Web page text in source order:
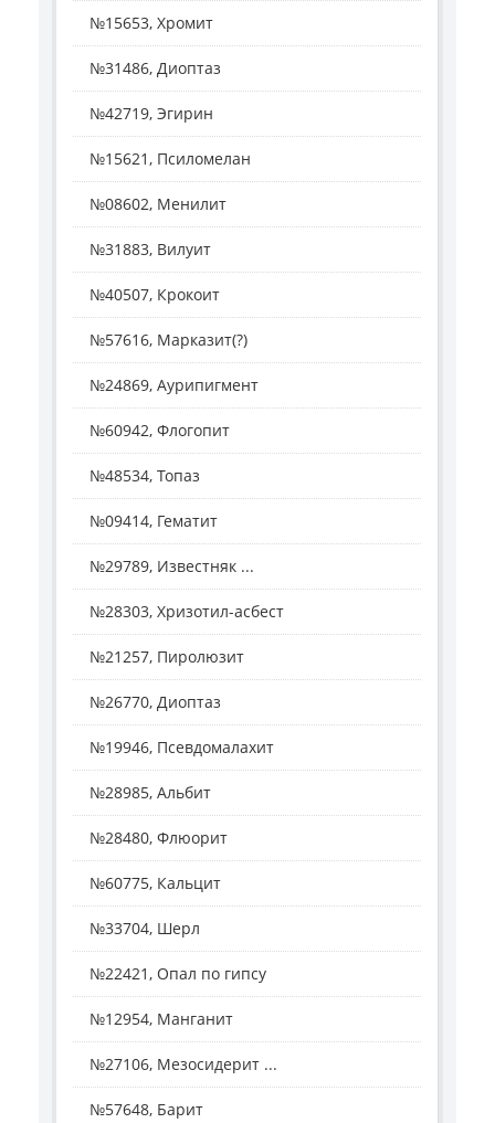
№15653, Хромит
№31486, Диоптаз
№42719, Эгирин
№15621, Псиломелан
№08602, Менилит
№31883, Вилуит
№40507, Крокоит
№57616, Марказит(?)
№24869, Аурипигмент
№60942, Флогопит
№48534, Топаз
№09414, Гематит
№29789, Известняк ...
№28303, Хризотил-асбест
№21257, Пиролюзит
№26770, Диоптаз
№19946, Псевдомалахит
№28985, Альбит
№28480, Флюорит
№60775, Кальцит
№33704, Шерл
№22421, Опал по гипсу
№12954, Манганит
№27106, Мезосидерит ...
№57648, Барит